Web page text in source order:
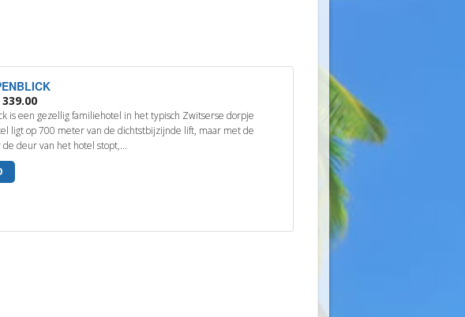
is een gezellig familiehotel in het typisch Zwitserse dorpje
ligt op 700 meter van de dichtstbijzijnde lift, maar met de
de deur van het hotel stopt,...